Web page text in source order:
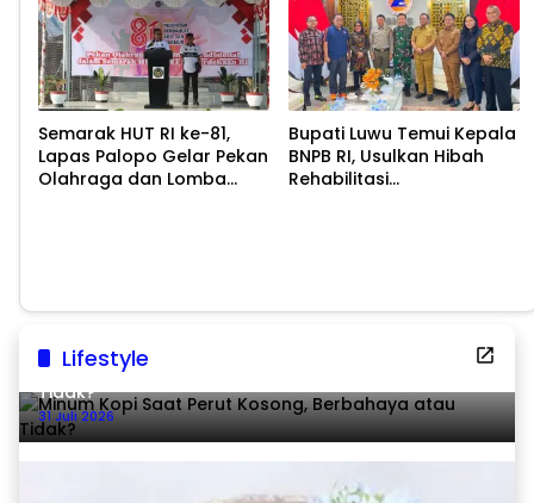
Semarak HUT RI ke-81,
Lapas Palopo Gelar Pekan
Olahraga dan Lomba
Bupati Luwu Temui Kepala
BNPB RI, Usulkan Hibah
Rehabilitasi
Lifestyle
Minum Kopi Saat Perut Kosong, Berbahaya atau
Tidak?
31 Juli 2026